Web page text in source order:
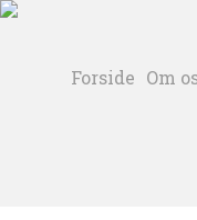
Skip
Forside Om